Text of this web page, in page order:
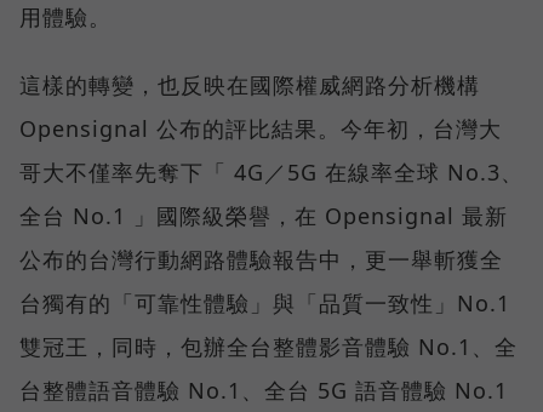
用體驗。
這樣的轉變，也反映在國際權威網路分析機構
Opensignal 公布的評比結果。今年初，台灣大
哥大不僅率先奪下「 4G／5G 在線率全球 No.3、
全台 No.1 」國際級榮譽，在 Opensignal 最新
公布的台灣行動網路體驗報告中，更一舉斬獲全
台獨有的「可靠性體驗」與「品質一致性」No.1
雙冠王，同時，包辦全台整體影音體驗 No.1、全
台整體語音體驗 No.1、全台 5G 語音體驗 No.1